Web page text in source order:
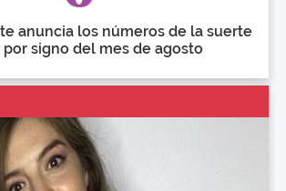
anuncia los números de la suerte
por signo del mes de agosto